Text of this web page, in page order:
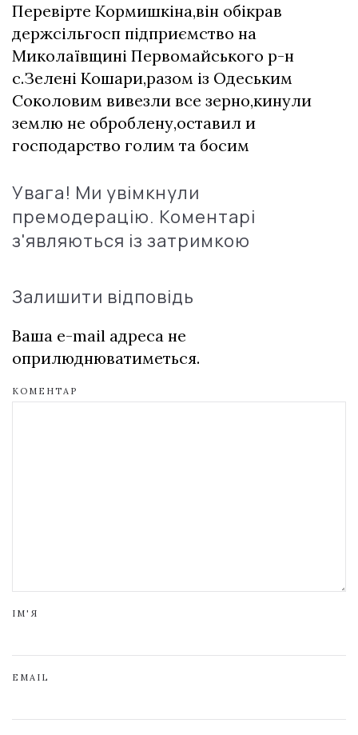
Перевірте Кормишкіна,він обікрав
держсільгосп підприємство на
Миколаївщині Первомайського р-н
с.Зелені Кошари,разом із Одеським
Соколовим вивезли все зерно,кинули
землю не оброблену,оставил и
господарство голим та босим
Увага! Ми увімкнули
премодерацію. Коментарі
з'являються із затримкою
Залишити відповідь
Ваша e-mail адреса не
оприлюднюватиметься.
КОМЕНТАР
ІМ'Я
EMAIL